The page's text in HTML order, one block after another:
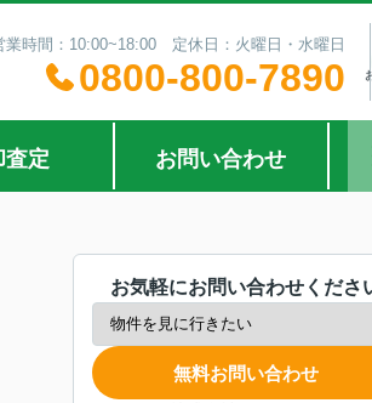
業時間：10:00~18:00 定休日：火曜日・水曜日
0800-800-7890
査定 お問い合わせ
お気軽にお問い合わせくださ
無料お問い合わせ